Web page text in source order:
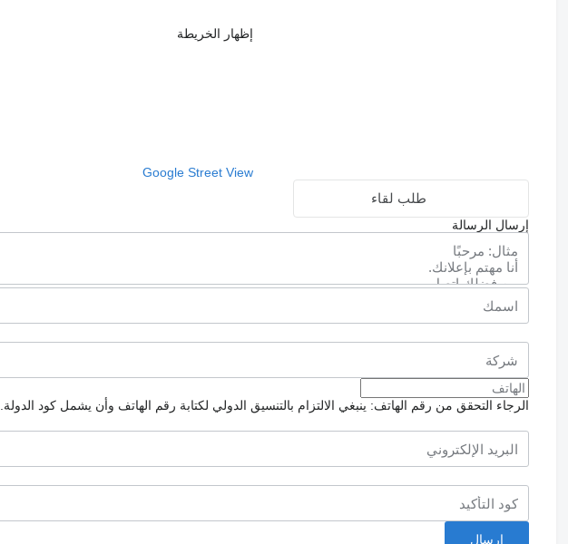
إظهار الخريطة
Google Street View
طلب لقاء
إرسال الرسالة
الرجاء التحقق من رقم الهاتف: ينبغي الالتزام بالتنسيق الدولي لكتابة رقم الهاتف وأن يشمل كود الدولة.